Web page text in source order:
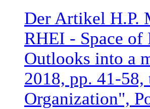
Der Artikel H.P.
RHEI - Space of
Outlooks into a
2018, pp. 41-
Organization",